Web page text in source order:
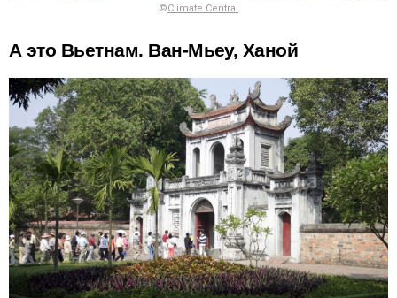
©Climate Central
А это Вьетнам. Ван-Мьеу, Ханой